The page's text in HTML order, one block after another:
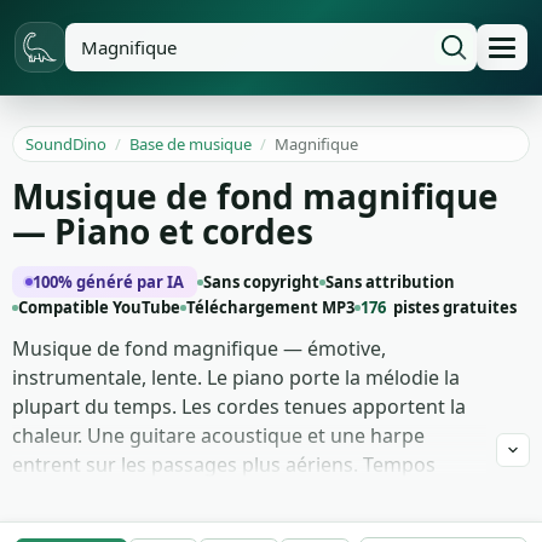
SoundDino / Base de musique / Magnifique
Musique de fond magnifique
— Piano et cordes
100% généré par IA Sans copyright Sans attribution
Compatible YouTube Téléchargement MP3 176 pistes gratuites
Musique de fond magnifique — émotive,
instrumentale, lente. Le piano porte la mélodie la
plupart du temps. Les cordes tenues apportent la
chaleur. Une guitare acoustique et une harpe
entrent sur les passages plus aériens. Tempos
avec phrases longues et modulations harmoniques